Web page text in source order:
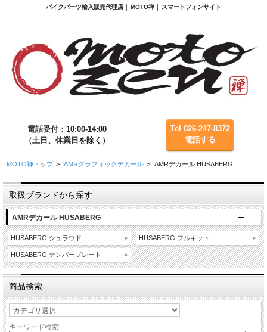
バイクパーツ輸入販売代理店 │ MOTO禅 │ スマートフォンサイト
電話受付：10:00-14:00
（土日、休業日を除く）
Tel 026-247-8372
電話する
MOTO禅トップ > AMRグラフィックデカール > AMRデカール HUSABERG
取扱ブランドから探す
AMRデカール HUSABERG
HUSABERG シュラウド
HUSABERG ナンバープレート
HUSABERG フルキット
商品検索
キーワード検索